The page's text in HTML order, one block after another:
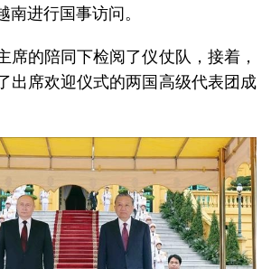
进行国事访问。
席的陪同下检阅了仪仗队，接着，
出席欢迎仪式的两国高级代表团成